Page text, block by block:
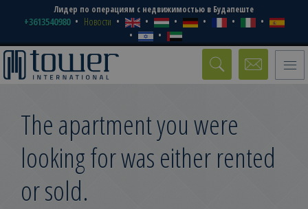
Лидер по операциям с недвижимостью в Будапеште
+3613540980 Новости
Toggle
The apartment you were
looking for was either rented
or sold.